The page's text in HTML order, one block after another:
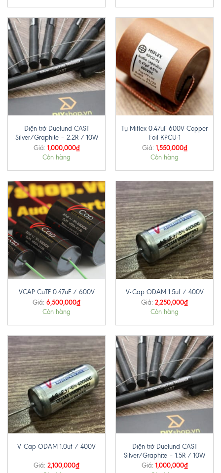
Điện trở Duelund CAST
Silver/Graphite – 2.2R / 10W
Giá: 1,000,000₫
Còn hàng
Tụ Miflex 0.47uF 600V Copper
Foil KPCU-1
Giá: 1,550,000₫
Còn hàng
VCAP CuTF 0.47uF / 600V
Giá: 6,500,000₫
Còn hàng
V-Cap ODAM 1.5uf / 400V
Giá: 2,250,000₫
Còn hàng
V-Cap ODAM 1.0uf / 400V
Giá: 2,100,000₫
Điện trở Duelund CAST
Silver/Graphite – 1.5R / 10W
Giá: 1,000,000₫